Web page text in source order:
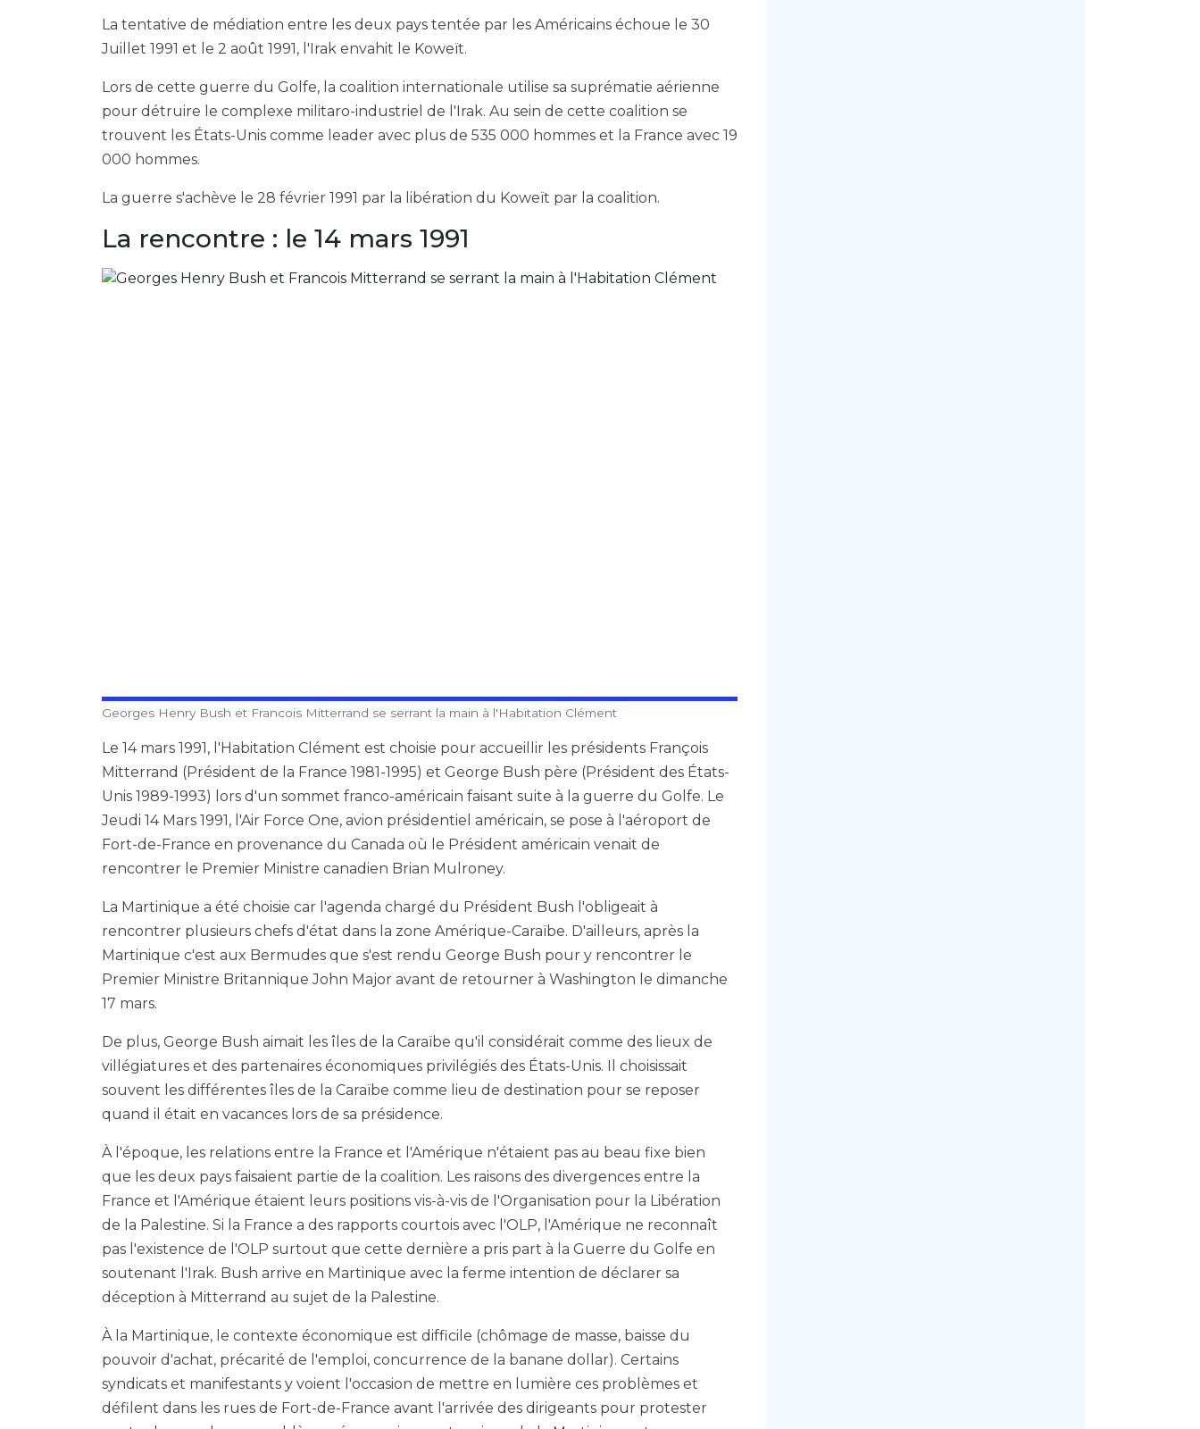
La tentative de médiation entre les deux pays tentée par les Américains échoue le 30
Juillet 1991 et le 2 août 1991, l'Irak envahit le Koweït.
Lors de cette guerre du Golfe, la coalition internationale utilise sa suprématie aérienne
pour détruire le complexe militaro-industriel de l'Irak. Au sein de cette coalition se
trouvent les États-Unis comme leader avec plus de 535 000 hommes et la France avec 19
000 hommes.
La guerre s'achève le 28 février 1991 par la libération du Koweït par la coalition.
La rencontre : le 14 mars 1991
Georges Henry Bush et Francois Mitterrand se serrant la main à l'Habitation Clément
Le 14 mars 1991, l'Habitation Clément est choisie pour accueillir les présidents François
Mitterrand (Président de la France 1981-1995) et George Bush père (Président des États-
Unis 1989-1993) lors d'un sommet franco-américain faisant suite à la guerre du Golfe. Le
Jeudi 14 Mars 1991, l'Air Force One, avion présidentiel américain, se pose à l'aéroport de
Fort-de-France en provenance du Canada où le Président américain venait de
rencontrer le Premier Ministre canadien Brian Mulroney.
La Martinique a été choisie car l'agenda chargé du Président Bush l'obligeait à
rencontrer plusieurs chefs d'état dans la zone Amérique-Caraïbe. D'ailleurs, après la
Martinique c'est aux Bermudes que s'est rendu George Bush pour y rencontrer le
Premier Ministre Britannique John Major avant de retourner à Washington le dimanche
17 mars.
De plus, George Bush aimait les îles de la Caraïbe qu'il considérait comme des lieux de
villégiatures et des partenaires économiques privilégiés des États-Unis. Il choisissait
souvent les différentes îles de la Caraïbe comme lieu de destination pour se reposer
quand il était en vacances lors de sa présidence.
À l'époque, les relations entre la France et l'Amérique n'étaient pas au beau fixe bien
que les deux pays faisaient partie de la coalition. Les raisons des divergences entre la
France et l'Amérique étaient leurs positions vis-à-vis de l'Organisation pour la Libération
de la Palestine. Si la France a des rapports courtois avec l'OLP, l'Amérique ne reconnaît
pas l'existence de l'OLP surtout que cette dernière a pris part à la Guerre du Golfe en
soutenant l'Irak. Bush arrive en Martinique avec la ferme intention de déclarer sa
déception à Mitterrand au sujet de la Palestine.
À la Martinique, le contexte économique est difficile (chômage de masse, baisse du
pouvoir d'achat, précarité de l'emploi, concurrence de la banane dollar). Certains
syndicats et manifestants y voient l'occasion de mettre en lumière ces problèmes et
défilent dans les rues de Fort-de-France avant l'arrivée des dirigeants pour protester